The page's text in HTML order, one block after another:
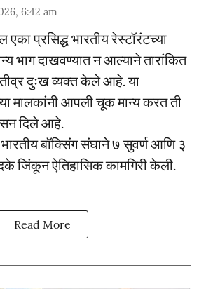
6:42 am
एका प्रसिद्ध भारतीय रेस्टॉरंटच्या
भाग दाखवण्यात न आल्याने तारांकित
तीव्र दुःख व्यक्त केले आहे. या
मालकांनी आपली चूक मान्य करत ती
दिले आहे.
बॉक्सिंग संघाने ७ सुवर्ण आणि ३
जिंकून ऐतिहासिक कामगिरी केली.
Read More